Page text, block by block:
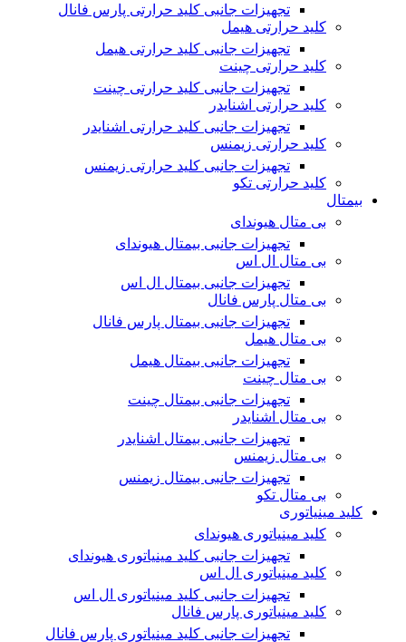
تجهیزات جانبی کلید حرارتی پارس فانال
کلید حرارتی هیمل
تجهیزات جانبی کلید حرارتی هیمل
کلید حرارتی چینت
تجهیزات جانبی کلید حرارتی چینت
کلید حرارتی اشنایدر
تجهیزات جانبی کلید حرارتی اشنایدر
کلید حرارتی زیمنس
تجهیزات جانبی کلید حرارتی زیمنس
کلید حرارتی تکو
بیمتال
بی متال هیوندای
تجهیزات جانبی بیمتال هیوندای
بی متال ال اس
تجهیزات جانبی بیمتال ال اس
بی متال پارس فانال
تجهیزات جانبی بیمتال پارس فانال
بی متال هیمل
تجهیزات جانبی بیمتال هیمل
بی متال چینت
تجهیزات جانبی بیمتال چینت
بی متال اشنایدر
تجهیزات جانبی بیمتال اشنایدر
بی متال زیمنس
تجهیزات جانبی بیمتال زیمنس
بی متال تکو
کلید مینیاتوری
کلید مینیاتوری هیوندای
تجهیزات جانبی کلید مینیاتوری هیوندای
کلید مینیاتوری ال اس
تجهیزات جانبی کلید مینیاتوری ال اس
کلید مینیاتوری پارس فانال
تجهیزات جانبی کلید مینیاتوری پارس فانال